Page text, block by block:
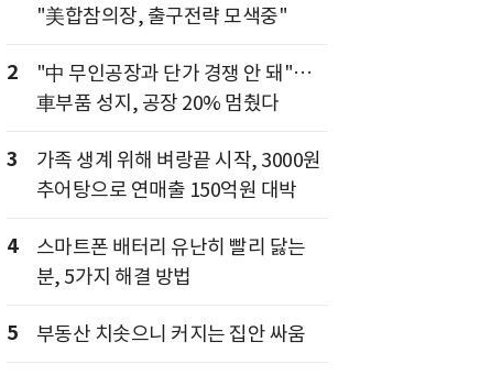
"美합참의장, 출구전략 모색중"
2
"中 무인공장과 단가 경쟁 안 돼"…
車부품 성지, 공장 20% 멈췄다
3
가족 생계 위해 벼랑끝 시작, 3000원
추어탕으로 연매출 150억원 대박
4
스마트폰 배터리 유난히 빨리 닳는
분, 5가지 해결 방법
5 부동산 치솟으니 커지는 집안 싸움